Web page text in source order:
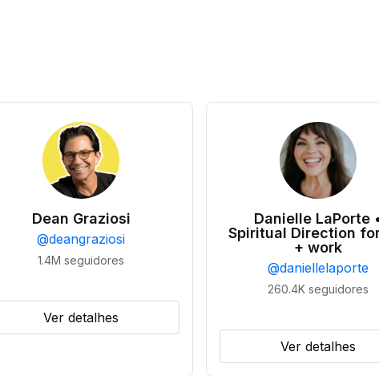
Dean Graziosi
@deangraziosi
1.4M seguidores
Ver detalhes
Danielle LaPorte
Spiritual Direction
+ work
@daniellelaporte
260.4K seguidores
Ver detalhes